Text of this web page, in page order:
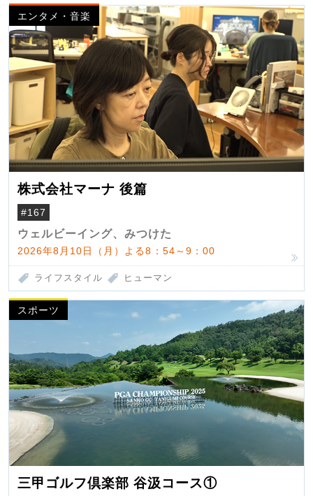
エンタメ・音楽
株式会社マーナ 後篇
#167
ウェルビーイング、みつけた
2026年8月10日（月）よる8：54～9：00
ライフスタイル ヒューマン
スポーツ
三甲ゴルフ倶楽部 谷汲コース①